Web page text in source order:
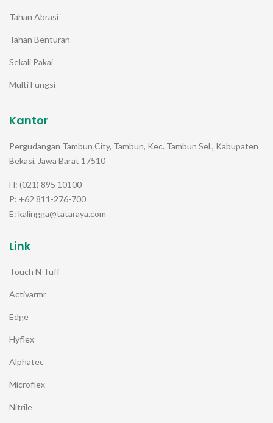
Tahan Abrasi
Tahan Benturan
Sekali Pakai
Multi Fungsi
Kantor
Pergudangan Tambun City, Tambun, Kec. Tambun Sel., Kabupaten
Bekasi, Jawa Barat 17510
H: (021) 895 10100
P: +62 811-276-700
E: kalingga@tataraya.com
Link
Touch N Tuff
Activarmr
Edge
Hyflex
Alphatec
Microflex
Nitrile